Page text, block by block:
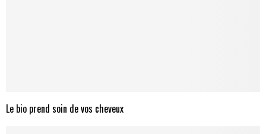
Le bio prend soin de vos cheveux